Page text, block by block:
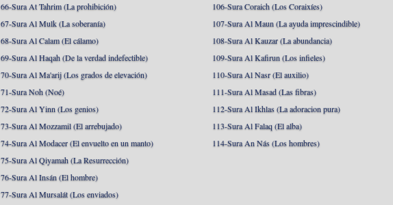
66-Sura At Tahrim (La prohibición)
67-Sura Al Mulk (La soberanía)
68-Sura Al Calam (El cálamo)
69-Sura Al Haqah (De la verdad indefectible)
70-Sura Al Ma'arij (Los grados de elevación)
71-Sura Noh (Noé)
72-Sura Al Yinn (Los genios)
73-Sura Al Mozzamil (El arrebujado)
74-Sura Al Modacer (El envuelto en un manto)
75-Sura Al Qiyamah (La Resurrección)
76-Sura Al Insán (El hombre)
77-Sura Al Mursalát (Los enviados)
106-Sura Coraich (Los Coraixíes)
107-Sura Al Maun (La ayuda imprescindible)
108-Sura Al Kauzar (La abundancia)
109-Sura Al Kafirun (Los infieles)
110-Sura Al Nasr (El auxilio)
111-Sura Al Masad (Las fibras)
112-Sura Al Ikhlas (La adoracion pura)
113-Sura Al Falaq (El alba)
114-Sura An Nás (Los hombres)